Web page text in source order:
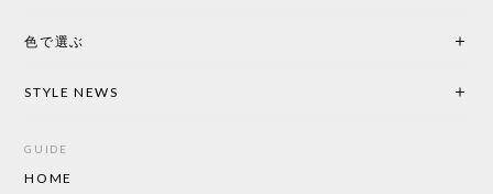
色で選ぶ
STYLE NEWS
GUIDE
HOME